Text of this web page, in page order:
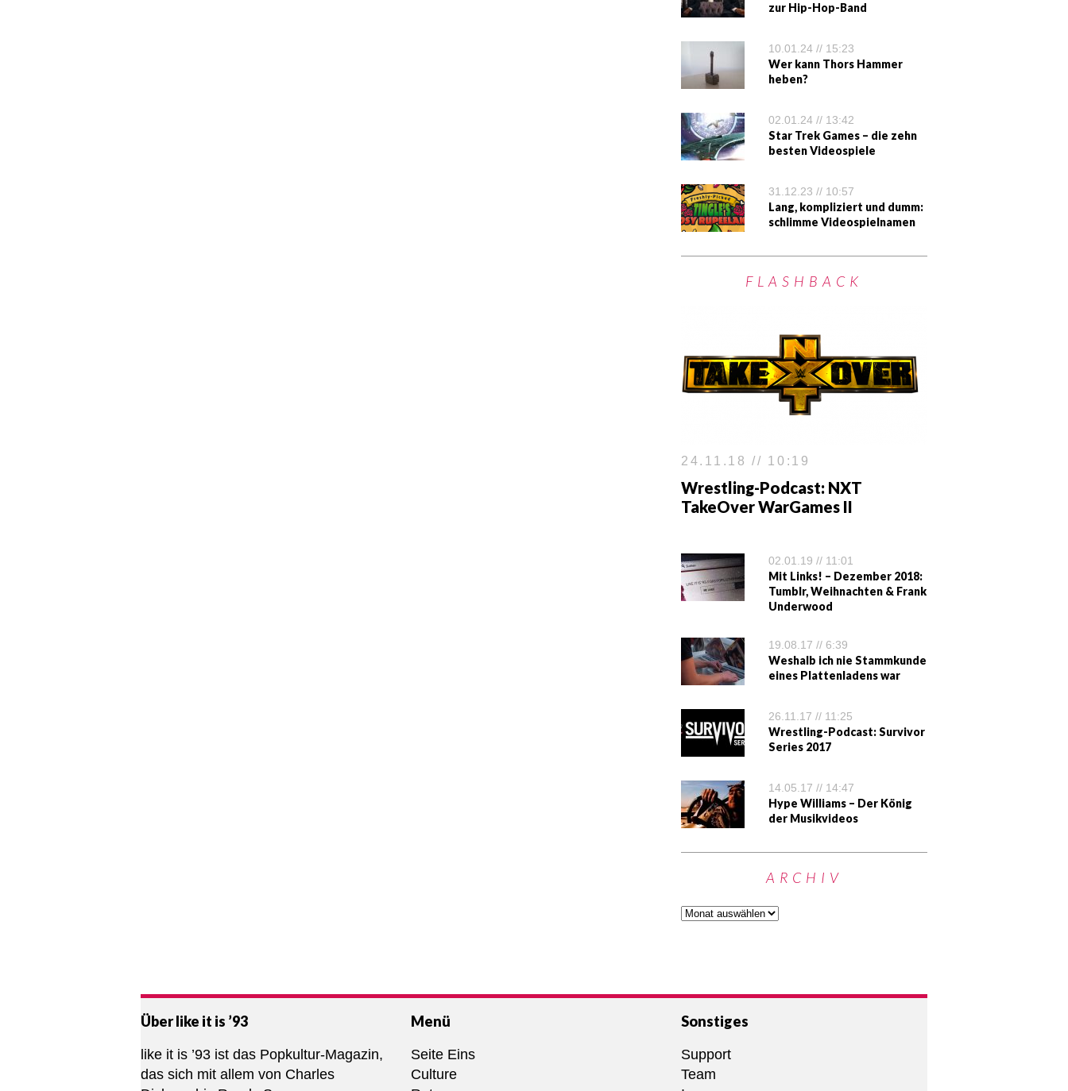
zur Hip-Hop-Band
10.01.24 // 15:23
Wer kann Thors Hammer
heben?
02.01.24 // 13:42
Star Trek Games – die zehn
besten Videospiele
31.12.23 // 10:57
Lang, kompliziert und dumm:
schlimme Videospielnamen
FLASHBACK
24.11.18 // 10:19
Wrestling-Podcast: NXT
TakeOver WarGames II
02.01.19 // 11:01
Mit Links! – Dezember 2018:
Tumblr, Weihnachten & Frank
Underwood
19.08.17 // 6:39
Weshalb ich nie Stammkunde
eines Plattenladens war
26.11.17 // 11:25
Wrestling-Podcast: Survivor
Series 2017
14.05.17 // 14:47
Hype Williams – Der König
der Musikvideos
ARCHIV
Über like it is ’93
like it is ’93 ist das Popkultur-Magazin,
das sich mit allem von Charles
Menü
Seite Eins
Culture
Sonstiges
Support
Team